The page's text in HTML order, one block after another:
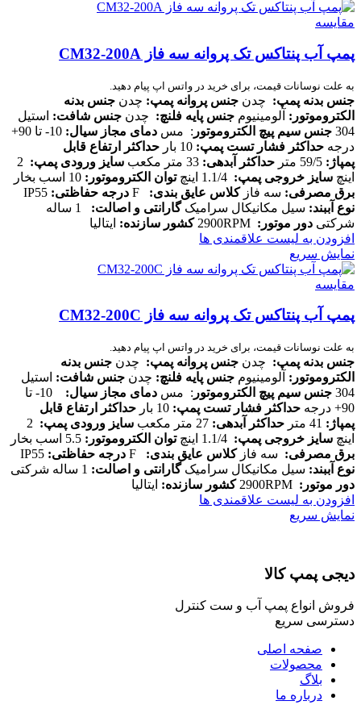
مقایسه
پمپ آب پنتاکس تک پروانه سه فاز CM32-200A
به علت نوسانات قیمت، برای خرید در واتس اپ پیام دهید.
جنس بدنه پمپ: چدن جنس پروانه پمپ: چدن جنس بدنه
الکتروموتور : آلومینیوم جنس پایه فلنچ: چدن جنس شافت: استیل
304 جنس سیم پیچ الکتروموتور : مس دمای مجاز سیال:
10- تا 90+
درجه حداکثر فشار تست پمپ:
حداکثر ارتفاع قابل
پمپاژ : حداکثر آبدهی: سایز ورودی پمپ:
2
اینچ سایز خروجی پمپ: توان الکتروموتور :
برق مصرفی: سه فازکلاس عایق بندی: درجه حفاظتی:
نوع آببند: سیل مکانیکال سرامیکگارانتی و اصالت:
1 ساله
شرکتی دور موتور : کشور سازنده: ایتالیا
افزودن به لیست علاقمندی ها
نمایش سریع
مقایسه
پمپ آب پنتاکس تک پروانه سه فاز CM32-200C
به علت نوسانات قیمت، برای خرید در واتس اپ پیام دهید.
جنس بدنه پمپ: چدن جنس پروانه پمپ: چدن جنس بدنه
الکتروموتور : آلومینیوم جنس پایه فلنچ: چدن جنس شافت: استیل
304 جنس سیم پیچ الکتروموتور : مس دمای مجاز سیال:
10- تا
90+ درجه
حداکثر فشار تست پمپ:
حداکثر ارتفاع قابل
پمپاژ : حداکثر آبدهی: سایز ورودی پمپ:
2
اینچ سایز خروجی پمپ: توان الکتروموتور :
برق مصرفی: سه فازکلاس عایق بندی: درجه حفاظتی:
نوع آببند: سیل مکانیکال سرامیکگارانتی و اصالت:
دور موتور : کشور سازنده: ایتالیا
افزودن به لیست علاقمندی ها
نمایش سریع
دیجی پمپ کالا
فروش انواع پمپ آب و ست کنترل
دسترسی سریع
صفحه اصلی
محصولات
بلاگ
درباره ما